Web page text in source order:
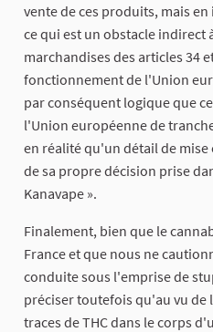
vente de ces produits, mais
ce qui est un obstacle indirect
marchandises des articles 34
fonctionnement de l'Union
par conséquent logique que
l'Union européenne de
en réalité qu'un détail de
de sa propre décision prise
Kanavape ».
Finalement, bien que le
France et que nous ne
conduite sous l'emprise de
préciser toutefois qu'au vu de
traces de THC dans le corps